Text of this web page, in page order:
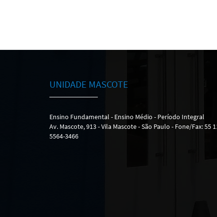
UNIDADE MASCOTE
Ensino Fundamental - Ensino Médio - Período Integral
Av. Mascote, 913 - Vila Mascote - São Paulo - Fone/Fax: 55
5564-3466